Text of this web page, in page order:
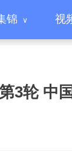
锦 视
3轮 中